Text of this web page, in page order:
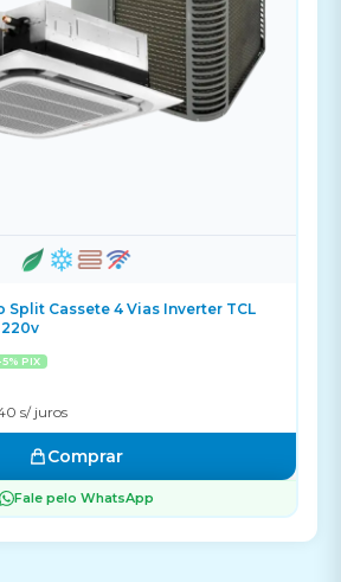
Cassete 4 Vias Inverter TCL
PIX
s/ juros
Comprar
Fale pelo WhatsApp